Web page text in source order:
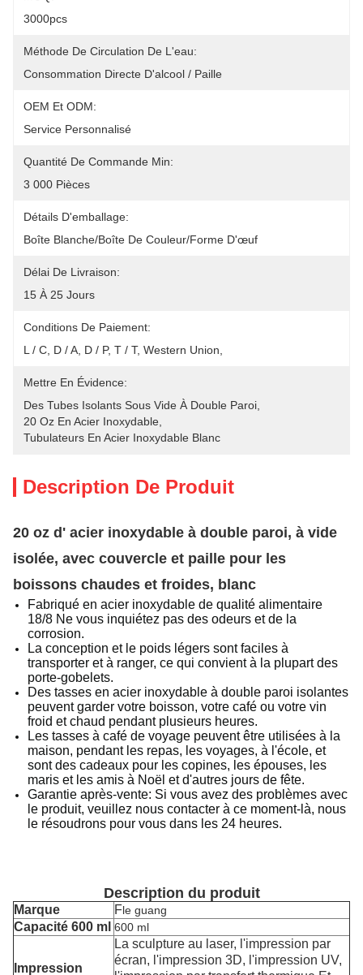
3000pcs
Méthode De Circulation De L'eau:
Consommation Directe D'alcool / Paille
OEM Et ODM:
Service Personnalisé
Quantité De Commande Min:
3 000 Pièces
Détails D'emballage:
Boîte Blanche/boîte De Couleur/forme D'œuf
Délai De Livraison:
15 À 25 Jours
Conditions De Paiement:
L / C, D / A, D / P, T / T, Western Union,
Mettre En Évidence:
Des Tubes Isolants Sous Vide À Double Paroi
20 Oz En Acier Inoxydable
Tubulateurs En Acier Inoxydable Blanc
Description De Produit
20 oz d' acier inoxydable à double paroi, à vide
isolée, avec couvercle et paille pour les
boissons chaudes et froides, blanc
Fabriqué en acier inoxydable de qualité alimentaire
18/8 Ne vous inquiétez pas des odeurs et de la
corrosion.
La conception et le poids légers sont faciles à
transporter et à ranger, ce qui convient à la plupart des
porte-gobelets.
Des tasses en acier inoxydable à double paroi isolantes
peuvent garder votre boisson, votre café ou votre vin
froid et chaud pendant plusieurs heures.
Les tasses à café de voyage peuvent être utilisées à la
maison, pendant les repas, les voyages, à l'école, et
sont des cadeaux pour les copines, les épouses, les
maris et les amis à Noël et d'autres jours de fête.
Garantie après-vente: Si vous avez des problèmes avec
le produit, veuillez nous contacter à ce moment-là, nous
le résoudrons pour vous dans les 24 heures.
Description du produit
Marque Fle guang
Capacité 600 ml 600 ml
Impression
La sculpture au laser, l'impression par
écran, l'impression 3D, l'impression UV,